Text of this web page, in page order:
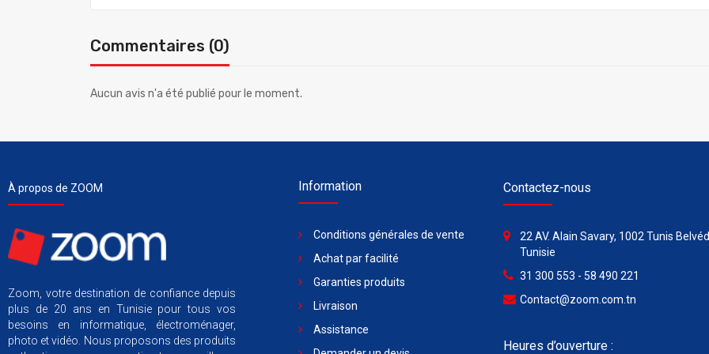
Commentaires (0)
Aucun avis n'a été publié pour le moment.
À propos de ZOOM
Zoom, votre destination de confiance depuis
plus de 20 ans en Tunisie pour tous vos
besoins en informatique, électroménager,
photo et vidéo. Nous proposons des produits
Information
Conditions générales de vente
Achat par facilité
Garanties produits
Livraison
Assistance
Contactez-nous
22 AV. Alain Savary, 1002 Tunis
Tunisie
31 300 553 - 58 490 221
Contact@zoom.com.tn
Heures d’ouverture :